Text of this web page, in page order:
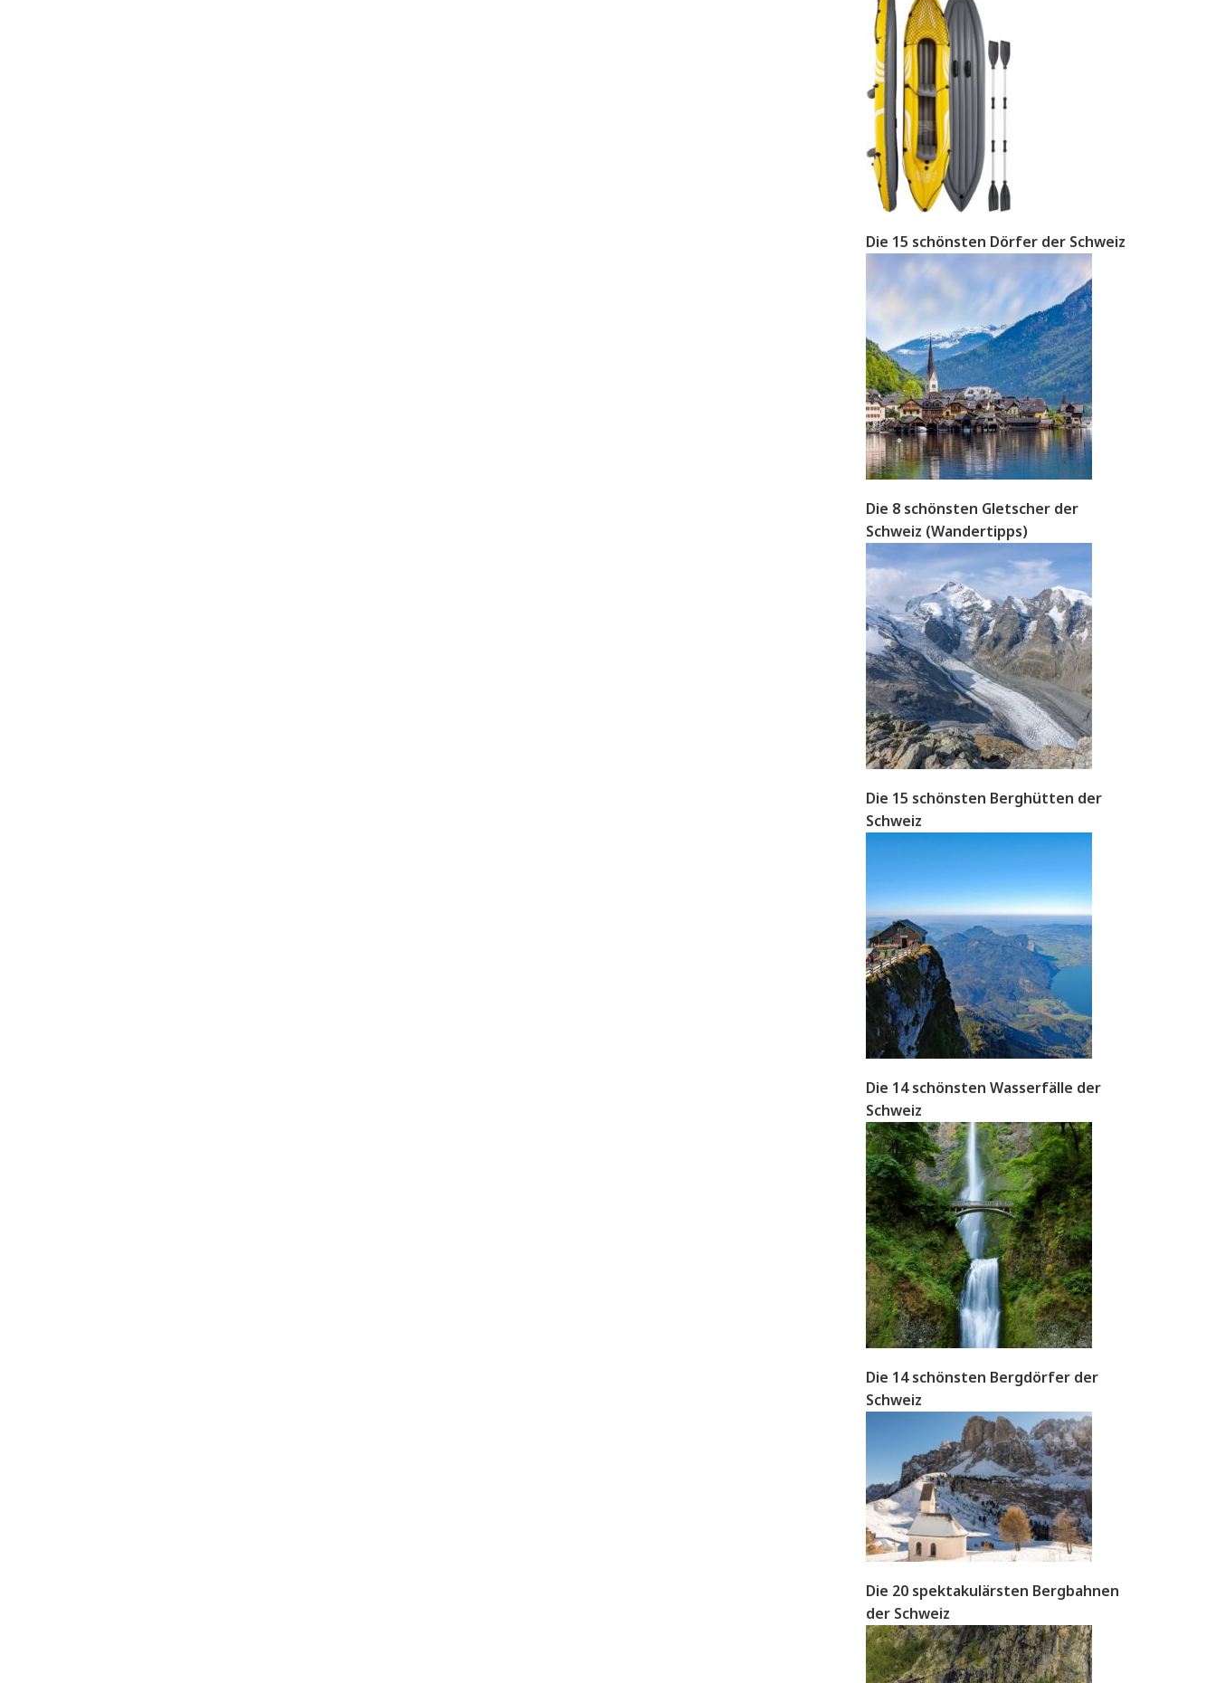
Die 15 schönsten Dörfer der Schweiz
Die 8 schönsten Gletscher der
Schweiz (Wandertipps)
Die 15 schönsten Berghütten der
Schweiz
Die 14 schönsten Wasserfälle der
Schweiz
Die 14 schönsten Bergdörfer der
Schweiz
Die 20 spektakulärsten Bergbahnen
der Schweiz